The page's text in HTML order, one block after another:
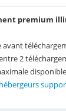
premium
avant
2
disponible